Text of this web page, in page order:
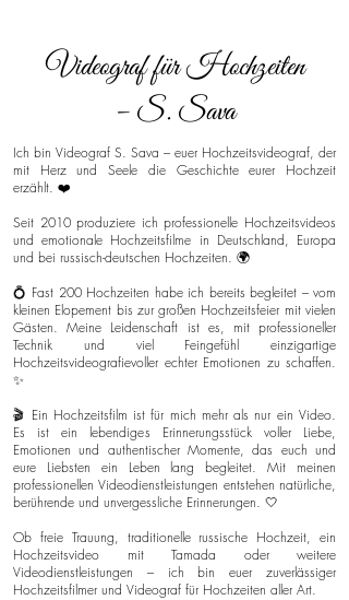
Videograf für Hochzeiten
– S. Sava
Ich bin Videograf S. Sava – euer Hochzeitsvideograf, der
mit Herz und Seele die Geschichte eurer Hochzeit
erzählt. ❤️
Seit 2010 produziere ich professionelle Hochzeitsvideos
und emotionale Hochzeitsfilme in Deutschland, Europa
und bei russisch-deutschen Hochzeiten. 🌍
💍 Fast 200 Hochzeiten habe ich bereits begleitet – vom
kleinen Elopement bis zur großen Hochzeitsfeier mit vielen
Gästen. Meine Leidenschaft ist es, mit professioneller
Technik und viel Feingefühl einzigartige
Hochzeitsvideografievoller echter Emotionen zu schaffen.
✨
🎬 Ein Hochzeitsfilm ist für mich mehr als nur ein Video.
Es ist ein lebendiges Erinnerungsstück voller Liebe,
Emotionen und authentischer Momente, das euch und
eure Liebsten ein Leben lang begleitet. Mit meinen
professionellen Videodienstleistungen entstehen natürliche,
berührende und unvergessliche Erinnerungen. 🤍
Ob freie Trauung, traditionelle russische Hochzeit, ein
Hochzeitsvideo mit Tamada oder weitere
Videodienstleistungen – ich bin euer zuverlässiger
Hochzeitsfilmer und Videograf für Hochzeiten aller Art.